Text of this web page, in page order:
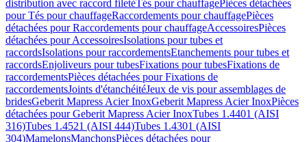
distribution avec raccord filetéTés pour chauffagePièces détachées
pour Tés pour chauffageRaccordements pour chauffagePièces
détachées pour Raccordements pour chauffageAccessoiresPièces
détachées pour AccessoiresIsolations pour tubes et
raccordsIsolations pour raccordementsEtanchements pour tubes et
raccordsEnjoliveurs pour tubesFixations pour tubesFixations de
raccordementsPièces détachées pour Fixations de
raccordementsJoints d'étanchéitéJeux de vis pour assemblages de
bridesGeberit Mapress Acier InoxGeberit Mapress Acier InoxPièces
détachées pour Geberit Mapress Acier InoxTubes 1.4401 (AISI
316)Tubes 1.4521 (AISI 444)Tubes 1.4301 (AISI
304)MamelonsManchonsPièces détachées pour